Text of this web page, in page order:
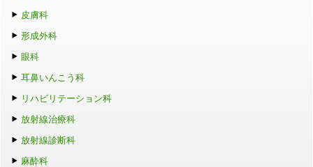
皮膚科
形成外科
眼科
耳鼻いんこう科
リハビリテーション科
放射線治療科
放射線診断科
麻酔科